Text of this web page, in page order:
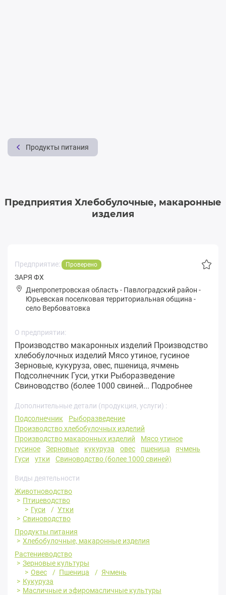
Продукты питания
Предприятия Хлебобулочные, макаронные
изделия
Предприятие: Проверено
ЗАРЯ ФХ
Днепропетровская область - Павлоградский район -
Юpьевская поселковая территориальная община -
село Вербоватовка
О предприятии:
Производство макаронных изделий Производство
хлебобулочных изделий Мясо утиное, гусиное
Зерновые, кукуруза, овес, пшеница, ячмень
Подсолнечник Гуси, утки Рыборазведение
Свиноводство (более 1000 свиней... Подробнее
Дополнительные детали (продукция, услуги) :
Подсолнечник
Рыборазведение
Производство хлебобулочных изделий
Производство макаронных изделий
Мясо утиное
гусиное
Зерновые кукуруза овес пшеница
ячмень
Гуси
утки Свиноводство (более 1000 свиней)
Виды деятельности
Животноводство
Птицеводство
Гуси
Утки
Свиноводство
Продукты питания
Хлебобулочные, макаронные изделия
Растениеводство
Зерновые культуры
Овес
Пшеница
Ячмень
Кукуруза
Масличные и эфиромасличные культуры